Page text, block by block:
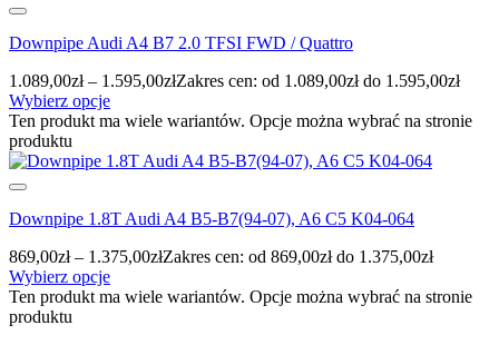
Downpipe Audi A4 B7 2.0 TFSI FWD / Quattro
1.089,00zł – 1.595,00złZakres cen: od 1.089,00zł do 1.595,00zł
Wybierz opcje
Ten produkt ma wiele wariantów. Opcje można wybrać na stronie
produktu
Downpipe 1.8T Audi A4 B5-B7(94-07), A6 C5 K04-064
869,00zł – 1.375,00złZakres cen: od 869,00zł do 1.375,00zł
Wybierz opcje
Ten produkt ma wiele wariantów. Opcje można wybrać na stronie
produktu